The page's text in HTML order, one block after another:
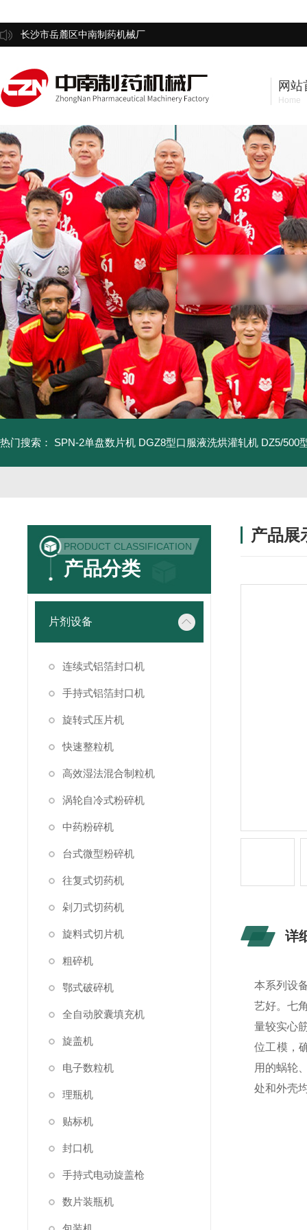
长沙市岳麓区中南制药机械厂
网站
Home
热门搜索： SPN-2单盘数片机 DGZ8型口服液洗烘灌轧机 DZ5/500
PRODUCT CLASSIFICATION
产品分类
片剂设备
连续式铝箔封口机
手持式铝箔封口机
旋转式压片机
快速整粒机
高效湿法混合制粒机
涡轮自冷式粉碎机
中药粉碎机
台式微型粉碎机
往复式切药机
剁刀式切药机
旋料式切片机
粗碎机
鄂式破碎机
全自动胶囊填充机
旋盖机
电子数粒机
理瓶机
贴标机
封口机
手持式电动旋盖枪
数片装瓶机
产品展
详
本系列设
艺好。七
量较实心
位工模，
用的蜗轮
处和外壳